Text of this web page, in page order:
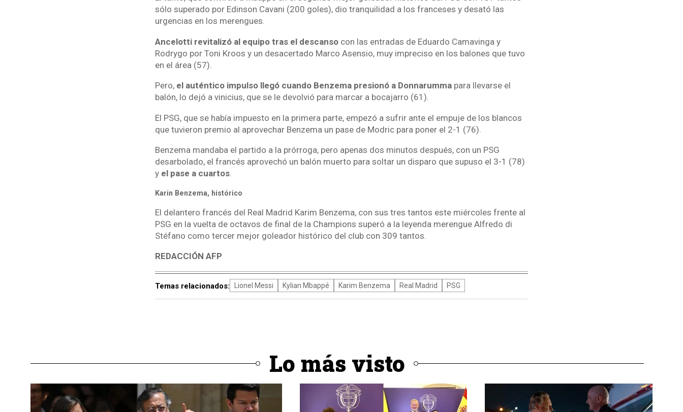
sólo superado por Edinson Cavani (200 goles), dio tranquilidad a los franceses y desató las
urgencias en los merengues.
Ancelotti revitalizó al equipo tras el descansocon las entradas de Eduardo Camavinga y
Rodrygo por Toni Kroos y un desacertado Marco Asensio, muy impreciso en los balones que tuvo
en el área (57).
Pero, el auténtico impulso llegó cuando Benzema presionó a Donnarummapara llevarse el
balón, lo dejó a vinicius, que se le devolvió para marcar a bocajarro (61).
El PSG, que se había impuesto en la primera parte, empezó a sufrir ante el empuje de los blancos
que tuvieron premio al aprovechar Benzema un pase de Modric para poner el 2-1 (76).
Benzema mandaba el partido a la prórroga, pero apenas dos minutos después, con un PSG
desarbolado, el francés aprovechó un balón muerto para soltar un disparo que supuso el 3-1 (78)
y el pase a cuartos.
Karin Benzema, histórico
El delantero francés del Real Madrid Karim Benzema, con sus tres tantos este miércoles frente al
PSG en la vuelta de octavos de final de la Champions superó a la leyenda merengue Alfredo di
Stéfano como tercer mejor goleador histórico del club con 309 tantos.
REDACCIÓN AFP
Temas relacionados: Lionel Messi Kylian Mbappé Karim Benzema Real Madrid PSG
Lo más visto